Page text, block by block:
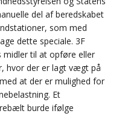
del af beredskabet
som med
dette speciale. 3F
til at opføre eller
hvor der er lagt vægt på
at der er mulighed for
Et
burde ifølge